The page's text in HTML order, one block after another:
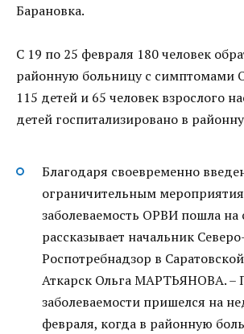
Барановка.
С 19 по 25 февраля 180 человек
районную больницу с симптомами
115 детей и 65 человек взрослого
детей госпитализировано в
Благодаря своевременно
ограничительным
заболеваемость ОРВИ пошла на
рассказывает начальник
Роспотребнадзор в
Аткарск Ольга МАРТЬЯНОВА. –
заболеваемости пришелся на
февраля, когда в районную